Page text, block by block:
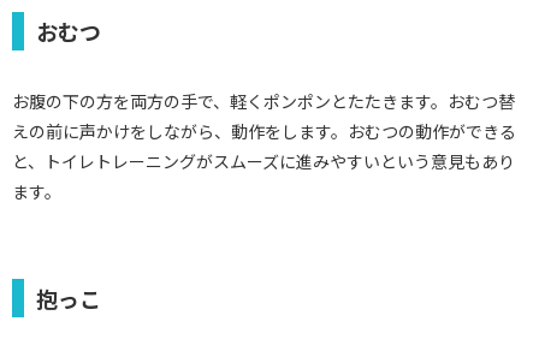
おむつ
お腹の下の方を両方の手で、軽くポンポンとたたきます。おむつ替
えの前に声かけをしながら、動作をします。おむつの動作ができる
と、トイレトレーニングがスムーズに進みやすいという意見もあり
ます。
抱っこ